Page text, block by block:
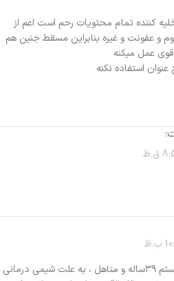
کننده تمام محتویات رحم است اعم از
و عفونت و غیره بنابراین مسقط جنین هم
عمل میکنه
عنوان استفاده نکنه
با سلام، خانمی هستم ۳۹ساله و متاهل ، به علت شیمی درمانی